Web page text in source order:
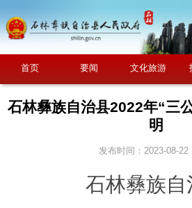
首页 要闻 文化旅游
石林彝族自治县2022年“三
明
发布时间：2023-08-22
石林彝族自